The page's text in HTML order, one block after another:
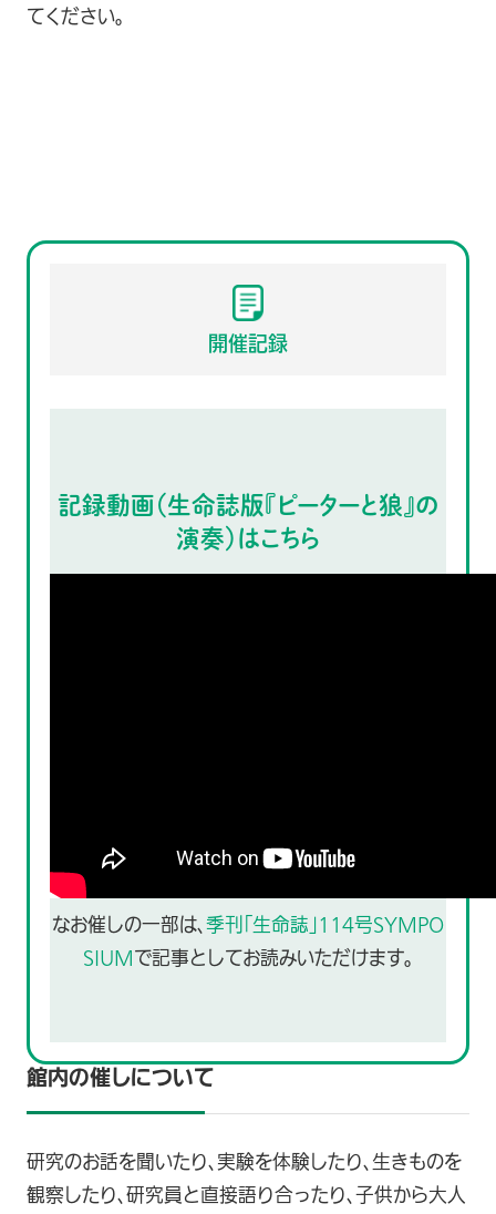
てください。
開催記録
記録動画（生命誌版『ピーターと狼』の
演奏）はこちら
なお催しの一部は、季刊「生命誌」114号SYMPO
SIUMで記事としてお読みいただけます。
館内の催しについて
研究のお話を聞いたり、実験を体験したり、生きものを
観察したり、研究員と直接語り合ったり、子供から大人